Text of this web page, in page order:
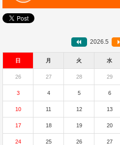
2026.5
日 月 火 水
26 27 28 29
3 4 5 6
10 11 12 13
17 18 19 20
24 25 26 27